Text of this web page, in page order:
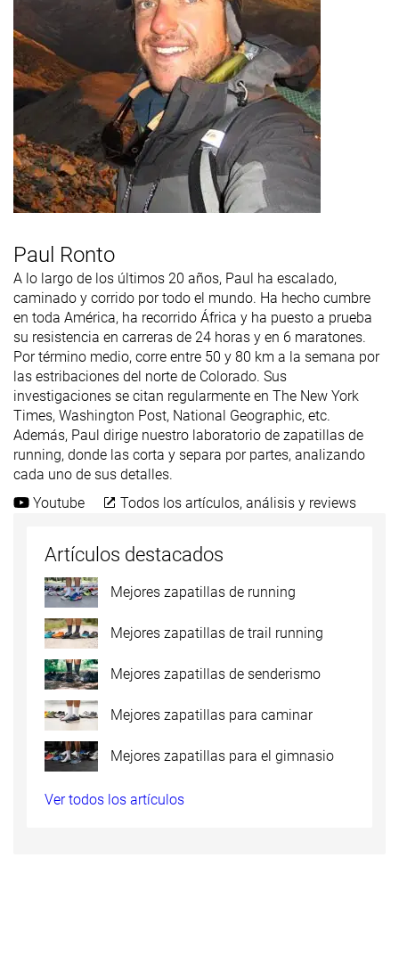
Paul Ronto
A lo largo de los últimos 20 años, Paul ha escalado,
caminado y corrido por todo el mundo. Ha hecho cumbre
en toda América, ha recorrido África y ha puesto a prueba
su resistencia en carreras de 24 horas y en 6 maratones.
Por término medio, corre entre 50 y 80 km a la semana por
las estribaciones del norte de Colorado. Sus
investigaciones se citan regularmente en The New York
Times, Washington Post, National Geographic, etc.
Además, Paul dirige nuestro laboratorio de zapatillas de
running, donde las corta y separa por partes, analizando
cada uno de sus detalles.
Youtube
Todos los artículos, análisis y reviews
Artículos destacados
Mejores zapatillas de running
Mejores zapatillas de trail running
Mejores zapatillas de senderismo
Mejores zapatillas para caminar
Mejores zapatillas para el gimnasio
Ver todos los artículos